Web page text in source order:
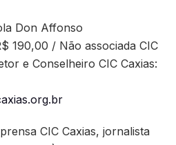
Don Affonso
190,00 / Não associada CIC
e Conselheiro CIC Caxias:
CIC Caxias, jornalista